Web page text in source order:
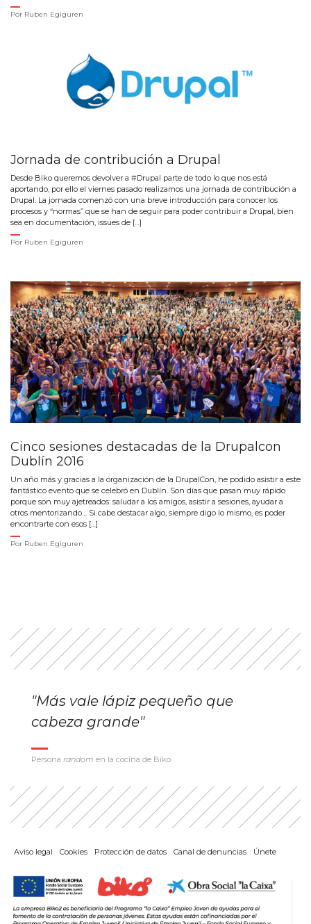
Por Ruben Egiguren
Jornada de contribución a Drupal
Desde Biko queremos devolver a #Drupal parte de todo lo que nos está
aportando, por ello el viernes pasado realizamos una jornada de contribución a
Drupal. La jornada comenzó con una breve introducción para conocer los
procesos y “normas” que se han de seguir para poder contribuir a Drupal, bien
sea en documentación, issues de […]
Por Ruben Egiguren
Cinco sesiones destacadas de la Drupalcon
Dublín 2016
Un año más y gracias a la organización de la DrupalCon, he podido asistir a este
fantástico evento que se celebró en Dublín. Son días que pasan muy rápido
porque son muy ajetreados: saludar a los amigos, asistir a sesiones, ayudar a
otros mentorizando… Si cabe destacar algo, siempre digo lo mismo, es poder
encontrarte con esos […]
Por Ruben Egiguren
"Más vale lápiz pequeño que
cabeza grande"
Persona random en la cocina de Biko
Aviso legal Cookies Protección de datos Canal de denuncias Únete